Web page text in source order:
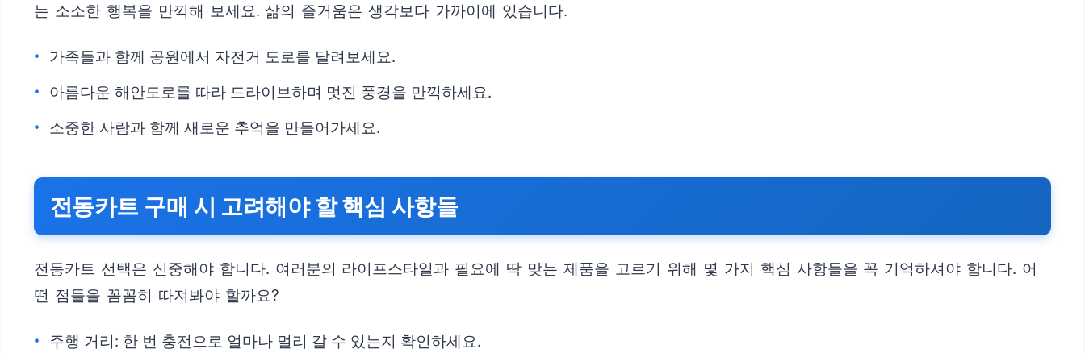
는 소소한 행복을 만끽해 보세요. 삶의 즐거움은 생각보다 가까이에 있습니다.
가족들과 함께 공원에서 자전거 도로를 달려보세요.
아름다운 해안도로를 따라 드라이브하며 멋진 풍경을 만끽하세요.
소중한 사람과 함께 새로운 추억을 만들어가세요.
전동카트 구매 시 고려해야 할 핵심 사항들
전동카트 선택은 신중해야 합니다. 여러분의 라이프스타일과 필요에 딱 맞는 제품을 고르기 위해 몇 가지 핵심 사항들을 꼭 기억하셔야 합니다. 어
떤 점들을 꼼꼼히 따져봐야 할까요?
주행 거리: 한 번 충전으로 얼마나 멀리 갈 수 있는지 확인하세요.